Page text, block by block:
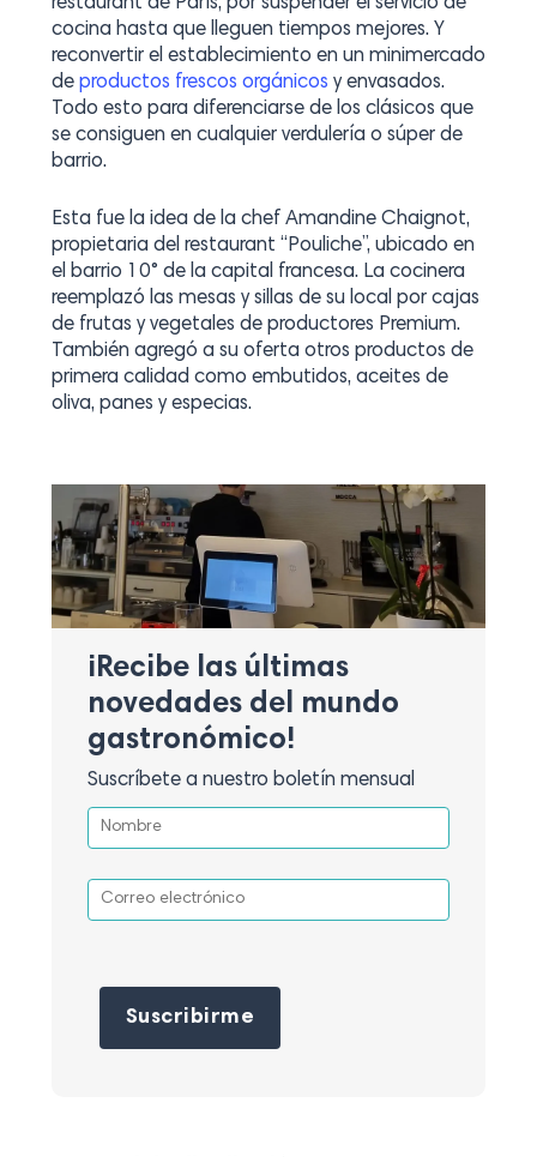
restaurant de París, por suspender el servicio de
cocina hasta que lleguen tiempos mejores. Y
reconvertir el establecimiento en un minimercado
de productos frescos orgánicos y envasados.
Todo esto para diferenciarse de los clásicos que
se consiguen en cualquier verdulería o súper de
barrio.
Esta fue la idea de la chef Amandine Chaignot,
propietaria del restaurant “Pouliche”, ubicado en
el barrio 10° de la capital francesa. La cocinera
reemplazó las mesas y sillas de su local por cajas
de frutas y vegetales de productores Premium.
También agregó a su oferta otros productos de
primera calidad como embutidos, aceites de
oliva, panes y especias.
¡Recibe las últimas
novedades del mundo
gastronómico!
Suscríbete a nuestro boletín mensual